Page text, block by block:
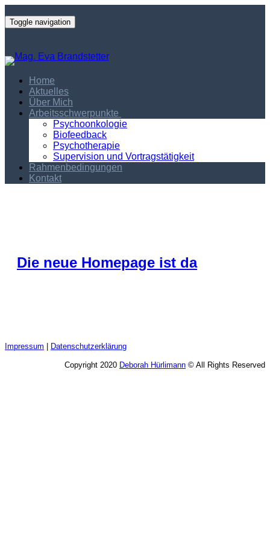
Toggle navigation
Home
Aktuelles
Über Mich
Arbeitsschwerpunkte
Psychoonkologie
Biofeedback
Psychotherapie
Supervision und Vortragstätigkeit
Rahmenbedingungen
Kontakt
Die neue Homepage ist da
Impressum Datenschutzerklärung
Copyright 2020 Deborah Hürlimann © All Rights Reserved